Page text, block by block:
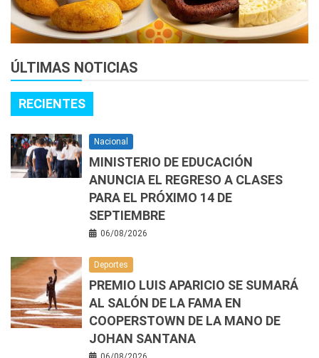
ÚLTIMAS NOTICIAS
RECIENTES
Nacional
MINISTERIO DE EDUCACIÓN
ANUNCIA EL REGRESO A CLASES
PARA EL PRÓXIMO 14 DE
SEPTIEMBRE
06/08/2026
Deportes
PREMIO LUIS APARICIO SE SUMARÁ
AL SALÓN DE LA FAMA EN
COOPERSTOWN DE LA MANO DE
JOHAN SANTANA